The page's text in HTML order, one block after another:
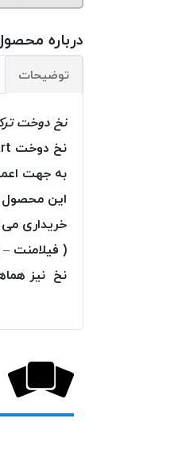
درباره
توضیحات
نخ دوخت
به جهت
خریداری
نخ نیز